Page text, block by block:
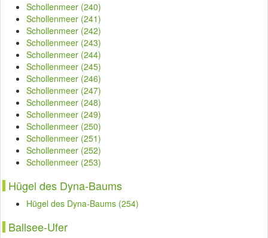
Schollenmeer (240)
Schollenmeer (241)
Schollenmeer (242)
Schollenmeer (243)
Schollenmeer (244)
Schollenmeer (245)
Schollenmeer (246)
Schollenmeer (247)
Schollenmeer (248)
Schollenmeer (249)
Schollenmeer (250)
Schollenmeer (251)
Schollenmeer (252)
Schollenmeer (253)
Hügel des Dyna-Baums
Hügel des Dyna-Baums (254)
Ballsee-Ufer